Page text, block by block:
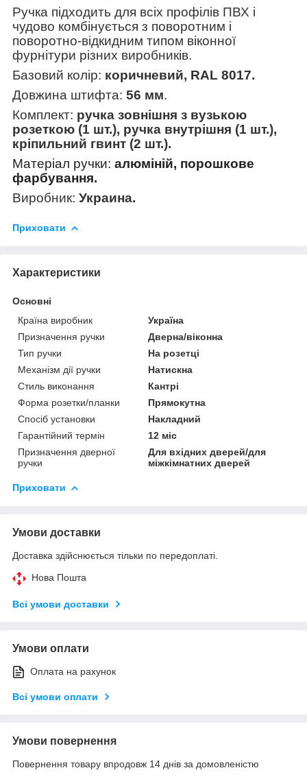
Ручка підходить для всіх профілів ПВХ і
чудово комбінується з поворотним і
поворотно-відкидним типом віконної
фурнітури різних виробників.
Базовий колір: коричневий, RAL 8017.
Довжина штифта: 56 мм.
Комплект: ручка зовнішня з вузькою
розеткою (1 шт.), ручка внутрішня (1 шт.),
кріпильний гвинт (2 шт.).
Матеріал ручки: алюміній, порошкове
фарбування.
Виробник: Украина.
Приховати
Характеристики
Основні
Країна виробник
Україна
Призначення ручки
Дверна/віконна
Тип ручки
На розетці
Механізм дії ручки
Натискна
Стиль виконання
Кантрі
Форма розетки/планки
Прямокутна
Спосіб установки
Накладний
Гарантійний термін
12 міс
Призначення дверної
ручки
Для вхідних дверей/для
міжкімнатних дверей
Приховати
Умови доставки
Доставка здійснюється тільки по передоплаті.
Нова Пошта
Всі умови доставки
Умови оплати
Оплата на рахунок
Всі умови оплати
Умови повернення
Повернення товару впродовж 14 днів за домовленістю